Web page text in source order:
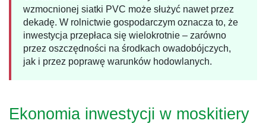
wzmocnionej siatki PVC może służyć nawet przez
dekadę. W rolnictwie gospodarczym oznacza to, że
inwestycja przepłaca się wielokrotnie – zarówno
przez oszczędności na środkach owadobójczych,
jak i przez poprawę warunków hodowlanych.
Ekonomia inwestycji w moskitiery